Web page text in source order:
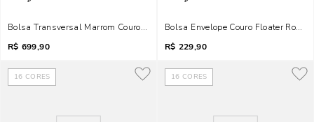
Bolsa Transversal Marrom Couro Média
R$ 699,90
Bolsa Envelope Couro Floater Rosa
R$ 229,90
16 CORES 16 CORES